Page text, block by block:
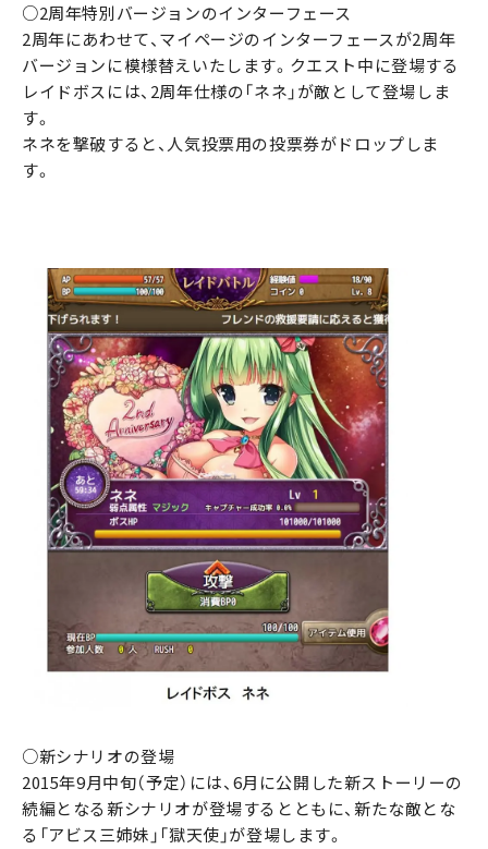
○2周年特別バージョンのインターフェース
2周年にあわせて、マイページのインターフェースが2周年
バージョンに模様替えいたします。クエスト中に登場する
レイドボスには、2周年仕様の「ネネ」が敵として登場しま
す。
ネネを撃破すると、人気投票用の投票券がドロップしま
す。
○新シナリオの登場
2015年9月中旬（予定）には、6月に公開した新ストーリーの
続編となる新シナリオが登場するとともに、新たな敵とな
る「アビス三姉妹」「獄天使」が登場します。